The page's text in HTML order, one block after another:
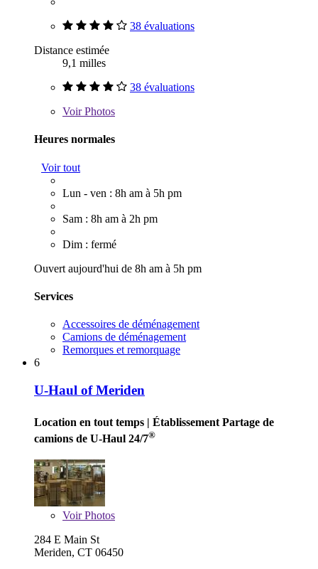
38 évaluations
Distance estimée
9,1 milles
38 évaluations
VoirPhotos
Heures normales
Voir tout
Lun - ven : 8h am à 5h pm
Sam : 8h am à 2h pm
Dim : fermé
Ouvert aujourd'hui de 8h am à 5h pm
Services
Accessoires de déménagement
Camions de déménagement
Remorques et remorquage
6
U-Haul of Meriden
Location en tout temps | Établissement Partage de
camions de U-Haul 24/7®
VoirPhotos
284 E Main St
Meriden, CT 06450